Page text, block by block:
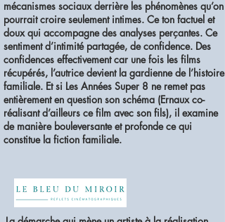
mécanismes sociaux derrière les phénomènes qu’on
pourrait croire seulement intimes. Ce ton factuel et
doux qui accompagne des analyses perçantes. Ce
sentiment d’intimité partagée, de confidence. Des
confidences effectivement car une fois les films
récupérés, l’autrice devient la gardienne de l’histoire
familiale. Et si Les Années Super 8 ne remet pas
entièrement en question son schéma (Ernaux co-
réalisant d’ailleurs ce film avec son fils), il examine
de manière bouleversante et profonde ce qui
constitue la fiction familiale.